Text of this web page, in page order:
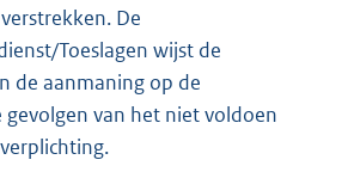
De
Toeslagen wijst de
de aanmaning op de
gevolgen van het niet voldoen